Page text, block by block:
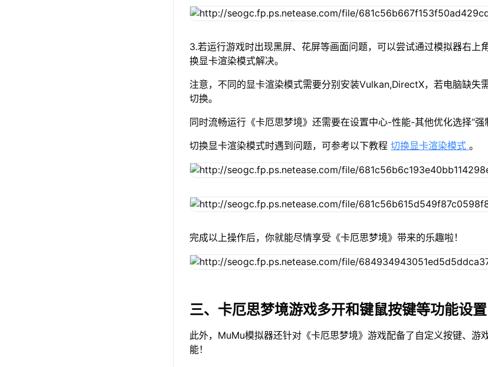
3.若运行游戏时出现黑屏、花屏等画面问题，可以尝试通过模拟器右上
换显卡渲染模式解决。
注意，不同的显卡渲染模式需要分别安装Vulkan,DirectX，若电脑缺失
切换。
同时流畅运行《卡厄思梦境》还需要在设置中心-性能-其他优化选择“强
切换显卡渲染模式时遇到问题，可参考以下教程切换显卡渲染模式。
完成以上操作后，你就能尽情享受《卡厄思梦境》带来的乐趣啦！
三、卡厄思梦境游戏多开和键鼠按键等功能设置
此外，MuMu模拟器还针对《卡厄思梦境》游戏配备了自定义按键、游
能！